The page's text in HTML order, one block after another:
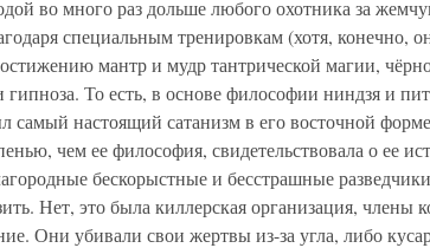
во много раз дольше любого охотника за
специальным тренировкам (хотя, конечно,
мантр и мудр тантрической магии,
гипноза. То есть, в основе философии ниндзя и
самый настоящий сатанизм в его восточной
чем ее философия, свидетельствовала о ее
бескорыстные и бесстрашные
Нет, это была киллерская организация, члены
Они убивали свои жертвы из-за угла, либо